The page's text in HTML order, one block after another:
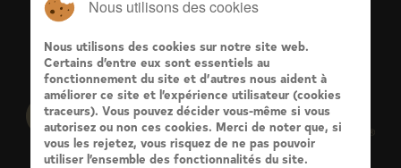
Nous utilisons des cookies
Nous utilisons des cookies sur notre site web.
Certains d’entre eux sont essentiels au
fonctionnement du site et d’autres nous aident à
améliorer ce site et l’expérience utilisateur (cookies
traceurs). Vous pouvez décider vous-même si vous
autorisez ou non ces cookies. Merci de noter que, si
vous les rejetez, vous risquez de ne pas pouvoir
utiliser l’ensemble des fonctionnalités du site.